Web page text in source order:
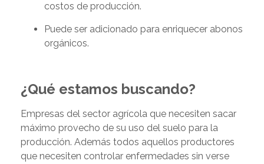
costos de producción.
Puede ser adicionado para enriquecer abonos
orgánicos.
¿Qué estamos buscando?
Empresas del sector agrícola que necesiten sacar
máximo provecho de su uso del suelo para la
producción. Además todos aquellos productores
que necesiten controlar enfermedades sin verse